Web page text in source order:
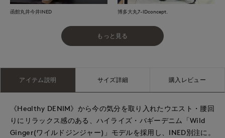
函館丸井今井INED 博多大丸7-IDconcept.
もっと見る
アイテム説明 サイズ詳細 購入レビュー
《Healthy DENIM》から今の気分を取り入れたウエスト・腰回
りにリラックス感のある、ハイライズ・バギーデニム「Wild
Ginger(ワイルドジンジャー)」モデルを採用し、INED別注に。